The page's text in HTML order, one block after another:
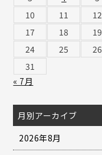
10
11 12
17
18 19
24
25 26
31
« 7月
月別アーカイブ
2026年8月